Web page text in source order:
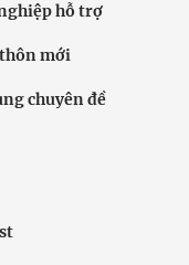
hỗ trợ
mới
chuyên đề